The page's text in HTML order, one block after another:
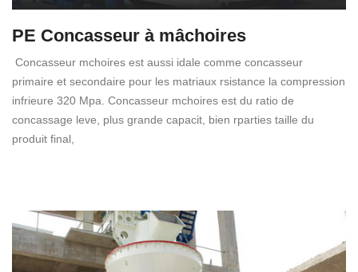
PE Concasseur à mâchoires
Concasseur mchoires est aussi idale comme concasseur
primaire et secondaire pour les matriaux rsistance la compression
infrieure 320 Mpa. Concasseur mchoires est du ratio de
concassage leve, plus grande capacit, bien rparties taille du
produit final,